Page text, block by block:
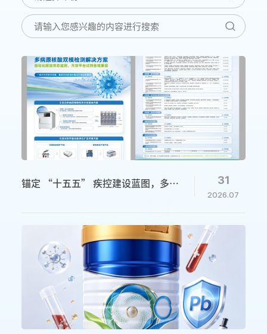
锚定 “十五五” 疾控建设蓝图，多病
博晖方案一站式满足常态化监测与突发
疫情筛查双重需求
31
2026.07